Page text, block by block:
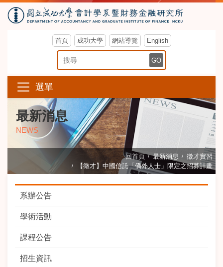
首頁 成功大學 網站導覽 English
搜尋關鍵字 GO
選單
最新消息
NEWS
回首頁 最新消息
徵才實習
【徵才】中國信託「僑外人士」限定之招募計畫
系辦公告
學術活動
課程公告
招生資訊